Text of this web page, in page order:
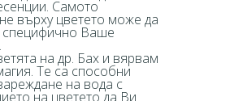
Самото
върху цветето може да
специфично Ваше
на др. Бах и вярвам
Те са способни
на вода с
на цветето да Ви